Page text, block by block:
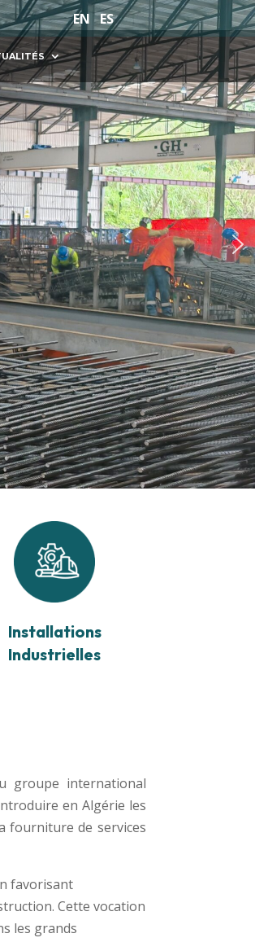
EN ES
Installations
Industrielles
groupe international
en Algérie les
fourniture de services
favorisant
Cette vocation
les grands